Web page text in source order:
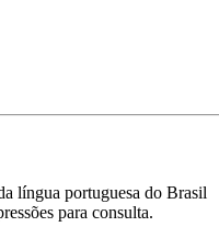
língua portuguesa do Brasil
para consulta.